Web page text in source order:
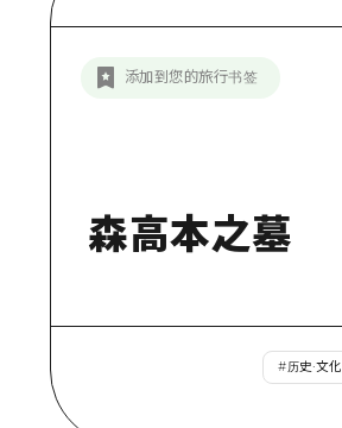
添加到您的旅行书签
森高本之墓
#历史·文化